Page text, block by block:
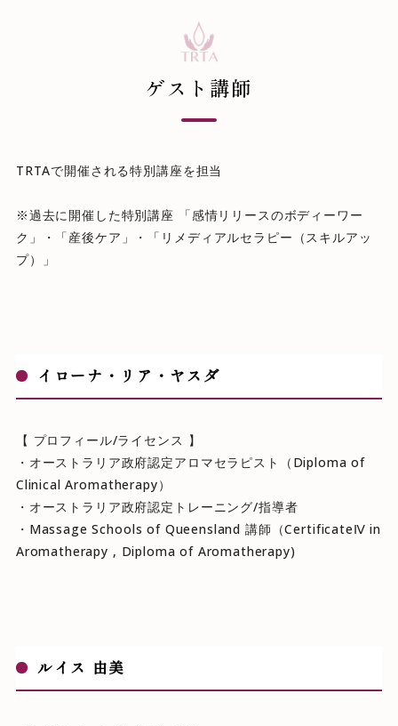
ゲスト講師
TRTAで開催される特別講座を担当
※過去に開催した特別講座 「感情リリースのボディーワー
ク」・「産後ケア」・「リメディアルセラピー（スキルアッ
プ）」
イローナ・リア・ヤスダ
【 プロフィール/ライセンス 】
・オーストラリア政府認定アロマセラピスト（Diploma of
Clinical Aromatherapy）
・オーストラリア政府認定トレーニング/指導者
・Massage Schools of Queensland 講師（CertificateⅣ in
Aromatherapy , Diploma of Aromatherapy)
ルイス 由美